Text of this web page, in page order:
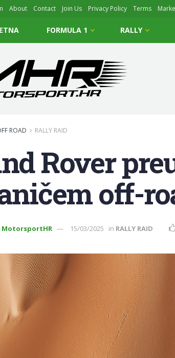
About Contact Join Us Privacy Policy Terms
FORMULA 1 RALLY
ROAD RALLY RAID
Rover
off-
MotorsportHR 15/03/2025 in RALLY RAID